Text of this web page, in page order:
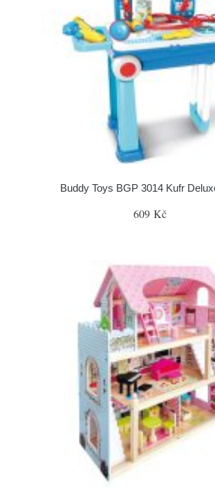
Buddy Toys BGP 3014 Kufr
609 Kč